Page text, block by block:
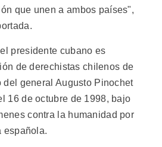
que unen a ambos países",
presidente cubano es
de derechistas chilenos de
del general Augusto Pinochet
16 de octubre de 1998, bajo
contra la humanidad por
española.